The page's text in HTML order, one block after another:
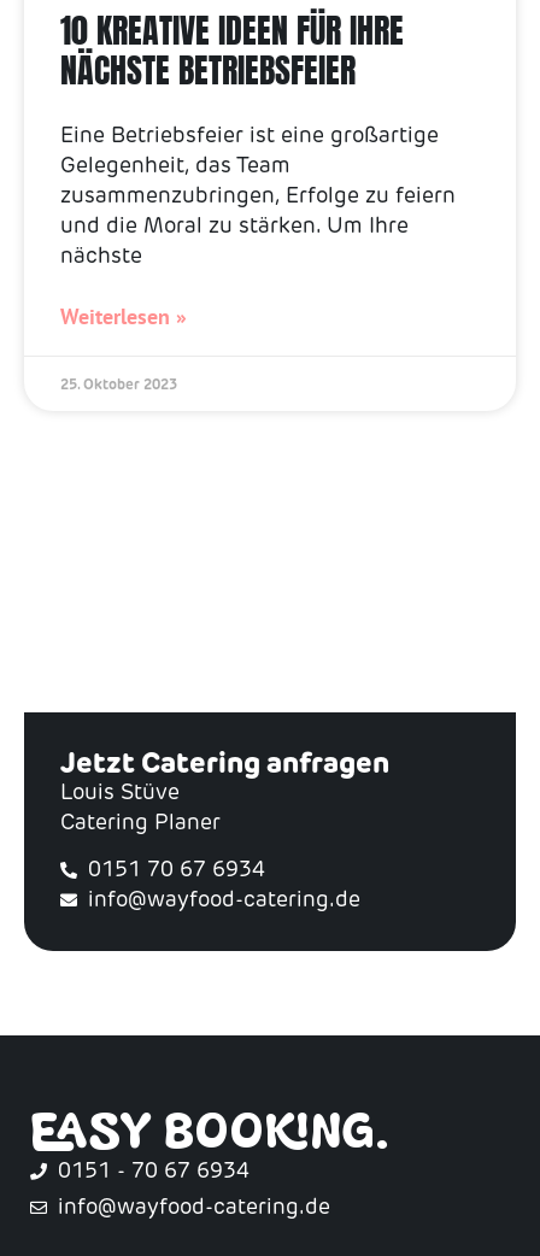
10 KREATIVE IDEEN FÜR IHRE
NÄCHSTE BETRIEBSFEIER
Eine Betriebsfeier ist eine großartige
Gelegenheit, das Team
zusammenzubringen, Erfolge zu feiern
und die Moral zu stärken. Um Ihre
nächste
Weiterlesen »
25. Oktober 2023
Jetzt Catering anfragen
Louis Stüve
Catering Planer
0151 70 67 6934
info@wayfood-catering.de
EASY BOOKING.
0151 - 70 67 6934
info@wayfood-catering.de